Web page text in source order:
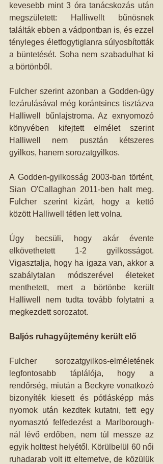
kevesebb mint 3 óra tanácskozás után
megszületett: Halliwellt bűnösnek
találták ebben a vádpontban is, és ezzel
tényleges életfogytiglanra súlyosbították
a büntetését. Soha nem szabadulhat ki
a börtönből.
Fulcher szerint azonban a Godden-ügy
lezárulásával még korántsincs tisztázva
Halliwell bűnlajstroma. Az exnyomozó
könyvében kifejtett elmélet szerint
Halliwell nem pusztán kétszeres
gyilkos, hanem sorozatgyilkos.
A Godden-gyilkosság 2003-ban történt,
Sian O'Callaghan 2011-ben halt meg.
Fulcher szerint kizárt, hogy a kettő
között Halliwell tétlen lett volna.
Úgy becsüli, hogy akár évente
elkövethetett 1-2 gyilkosságot.
Vigasztalja, hogy ha igaza van, akkor a
szabálytalan módszerével életeket
menthetett, mert a börtönbe került
Halliwell nem tudta tovább folytatni a
megkezdett sorozatot.
Baljós ruhagyűjtemény került elő
Fulcher sorozatgyilkos-elméletének
legfontosabb táplálója, hogy a
rendőrség, miután a Beckyre vonatkozó
bizonyíték kiesett és pótlásképp más
nyomok után kezdtek kutatni, tett egy
nyomasztó felfedezést a Marlborough-
nál lévő erdőben, nem túl messze az
egyik holttest helyétől. Körülbelül 60 női
ruhadarab volt itt eltemetve, de közülük